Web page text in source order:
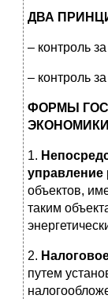
ДВА
– контроль
– контроль
ФОРМЫ
1.
управление
объектов,
таким
2.
путем